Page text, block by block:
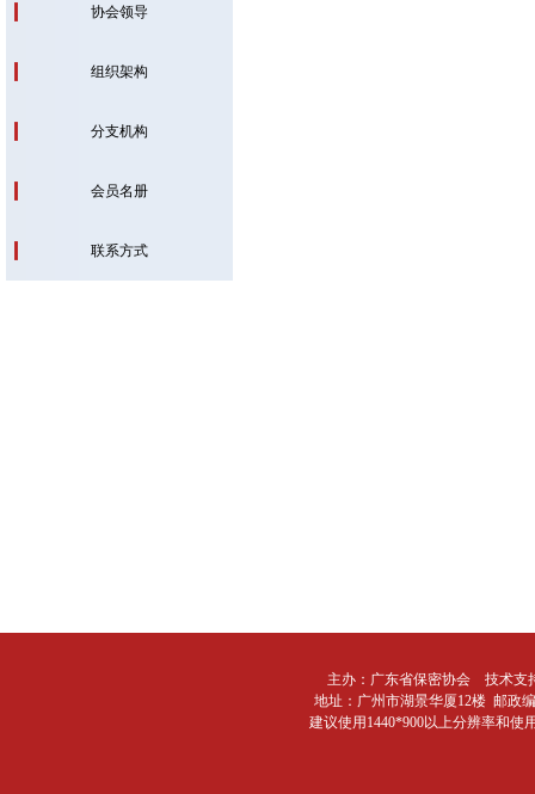
协会领导
组织架构
分支机构
会员名册
联系方式
主办：广东省保密协会 技术
地址：广州市湖景华厦12楼 邮政
建议使用1440*900以上分辨率和使